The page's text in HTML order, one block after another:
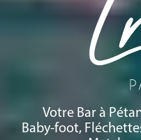
Votre Bar à
Baby-foot,